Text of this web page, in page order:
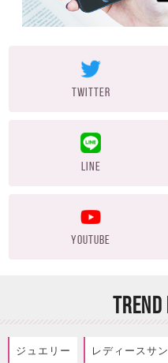
TWITTER
LINE
YOUTUBE
TREND
ジュエリー レディースサ